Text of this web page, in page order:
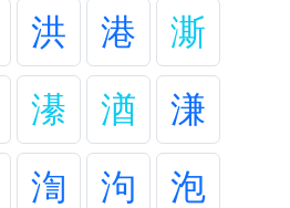
洪 港
澌
濝 湭
溓
渹 泃
泡